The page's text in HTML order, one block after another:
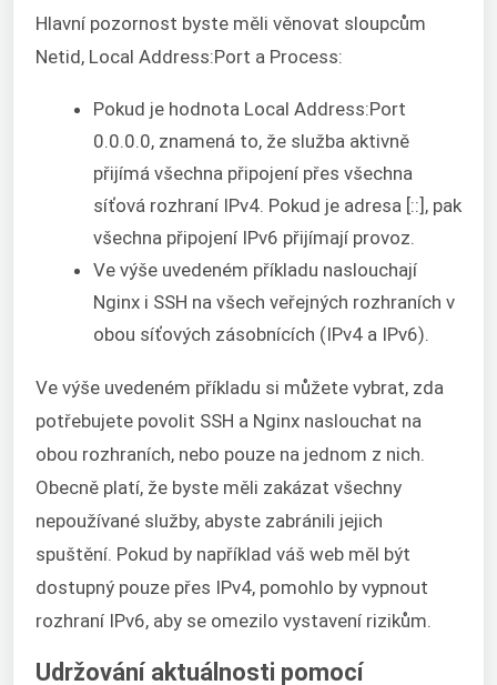
Hlavní pozornost byste měli věnovat sloupcům
Netid, Local Address:Port a Process:
Pokud je hodnota Local Address:Port
0.0.0.0, znamená to, že služba aktivně
přijímá všechna připojení přes všechna
síťová rozhraní IPv4. Pokud je adresa [::], pak
všechna připojení IPv6 přijímají provoz.
Ve výše uvedeném příkladu naslouchají
Nginx i SSH na všech veřejných rozhraních v
obou síťových zásobnících (IPv4 a IPv6).
Ve výše uvedeném příkladu si můžete vybrat, zda
potřebujete povolit SSH a Nginx naslouchat na
obou rozhraních, nebo pouze na jednom z nich.
Obecně platí, že byste měli zakázat všechny
nepoužívané služby, abyste zabránili jejich
spuštění. Pokud by například váš web měl být
dostupný pouze přes IPv4, pomohlo by vypnout
rozhraní IPv6, aby se omezilo vystavení rizikům.
Udržování aktuálnosti pomocí